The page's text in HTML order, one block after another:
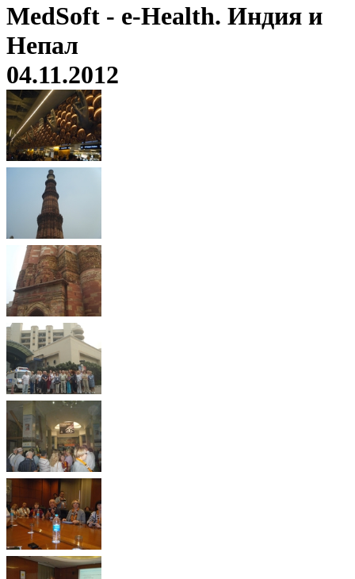
MedSoft - e-Health. Индия и
Непал
04.11.2012